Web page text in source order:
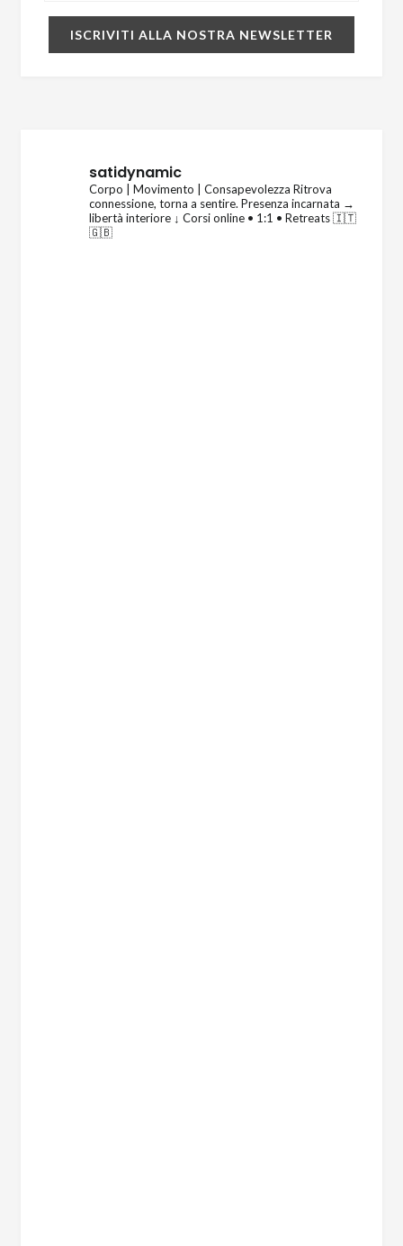
satidynamic
Corpo | Movimento | Consapevolezza Ritrova
connessione, torna a sentire. Presenza incarnata →
libertà interiore↓ Corsi online • 1:1 • Retreats 🇮🇹
🇬🇧